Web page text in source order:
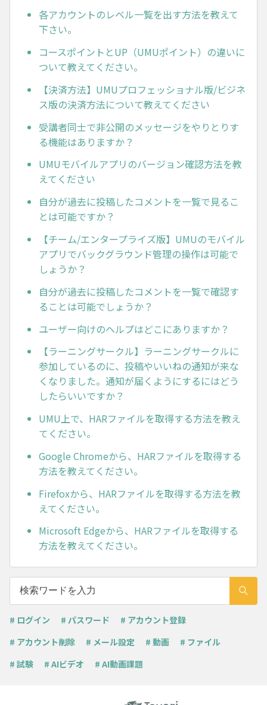
各アカウントのレベル一覧を出す方法を教えて
下さい。
コースポイントとUP（UMUポイント）の違いに
ついて教えてください。
【決済方法】UMUプロフェッショナル版/ビジネ
ス版の決済方法について教えてください
受講者同士で非公開のメッセージをやりとりす
る機能はありますか？
UMUモバイルアプリのバージョン確認方法を教
えてください
自分が過去に投稿したコメントを一覧で見るこ
とは可能ですか？
【チーム/エンタープライズ版】UMUのモバイル
アプリでバックグラウンド管理の操作は可能で
しょうか？
自分が過去に投稿したコメントを一覧で確認す
ることは可能でしょうか？
ユーザー向けのヘルプはどこにありますか？
【ラーニングサークル】ラーニングサークルに
参加しているのに、投稿やいいねの通知が来な
くなりました。通知が届くようにするにはどう
したらいいですか？
UMU上で、HARファイルを取得する方法を教え
てください。
Google Chromeから、HARファイルを取得する
方法を教えてください。
Firefoxから、HARファイルを取得する方法を教
えてください。
Microsoft Edgeから、HARファイルを取得する
方法を教えてください。
# ログイン # パスワード
# アカウント登録
# アカウント削除
# メール設定 # 動画
# ファイル
# 試験
# AIビデオ # AI動画課題